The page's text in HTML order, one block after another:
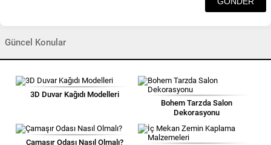
Güncel Konular
3D Duvar Kağıdı Modelleri
Bohem Tarzda Salon
Dekorasyonu
Çamaşır Odası Nasıl Olmalı?